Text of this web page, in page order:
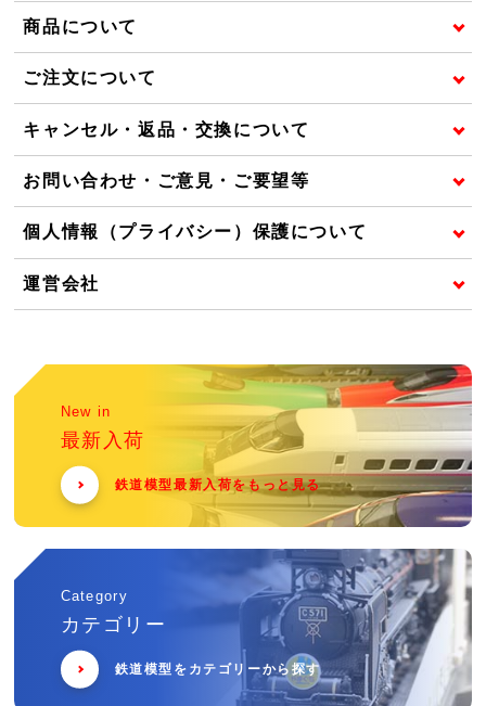
商品について
ご注文について
キャンセル・返品・交換について
お問い合わせ・ご意見・ご要望等
個人情報（プライバシー）保護について
運営会社
New in
最新入荷
鉄道模型最新入荷をもっと見る
Category
カテゴリー
鉄道模型をカテゴリーから探す